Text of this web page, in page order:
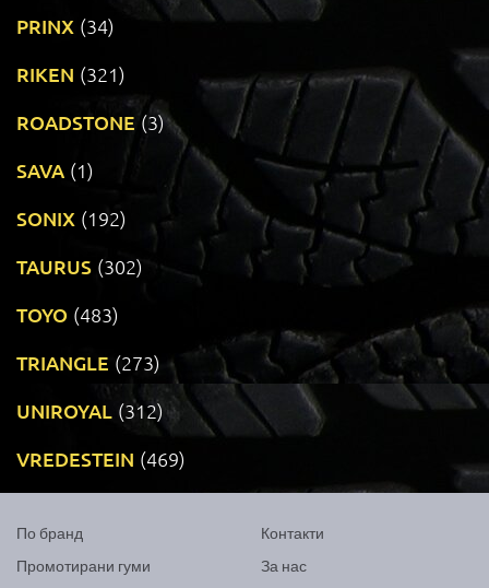
PRINX (34)
RIKEN (321)
ROADSTONE (3)
SAVA (1)
SONIX (192)
TAURUS (302)
TOYO (483)
TRIANGLE (273)
UNIROYAL (312)
VREDESTEIN (469)
По бранд
Промотирани гуми
Контакти
За нас